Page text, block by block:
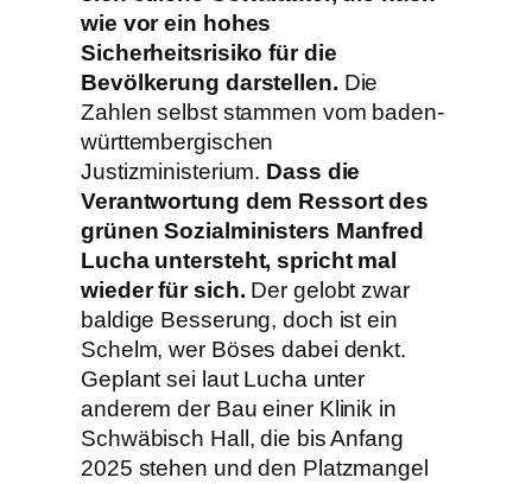
wie vor ein hohes
Sicherheitsrisiko für die
Bevölkerung darstellen. Die
Zahlen selbst stammen vom baden-
württembergischen
Justizministerium. Dass die
Verantwortung dem Ressort des
grünen Sozialministers Manfred
Lucha untersteht, spricht mal
wieder für sich. Der gelobt zwar
baldige Besserung, doch ist ein
Schelm, wer Böses dabei denkt.
Geplant sei laut Lucha unter
anderem der Bau einer Klinik in
Schwäbisch Hall, die bis Anfang
2025 stehen und den Platzmangel